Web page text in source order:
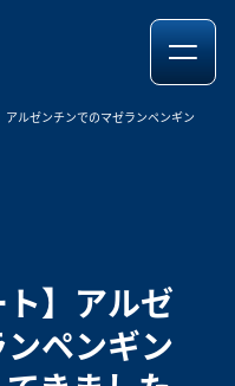
アルゼンチンでのマゼランペンギン
ト】アルゼ
ペンギン